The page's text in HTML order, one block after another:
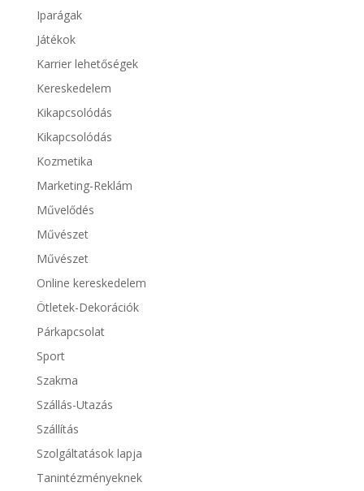
Iparágak
Játékok
Karrier lehetőségek
Kereskedelem
Kikapcsolódás
Kikapcsolódás
Kozmetika
Marketing-Reklám
Művelődés
Művészet
Művészet
Online kereskedelem
Ötletek-Dekorációk
Párkapcsolat
Sport
Szakma
Szállás-Utazás
Szállítás
Szolgáltatások lapja
Tanintézményeknek